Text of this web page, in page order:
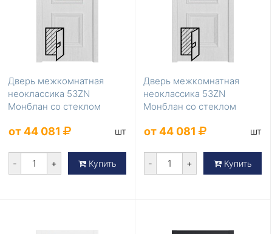
Дверь межкомнатная
неоклассика 53ZN
Монблан со стеклом
от 44 081 шт
- + Купить
Дверь межкомнатная
неоклассика 53ZN
Монблан со стеклом
от 44 081 шт
- + Купить